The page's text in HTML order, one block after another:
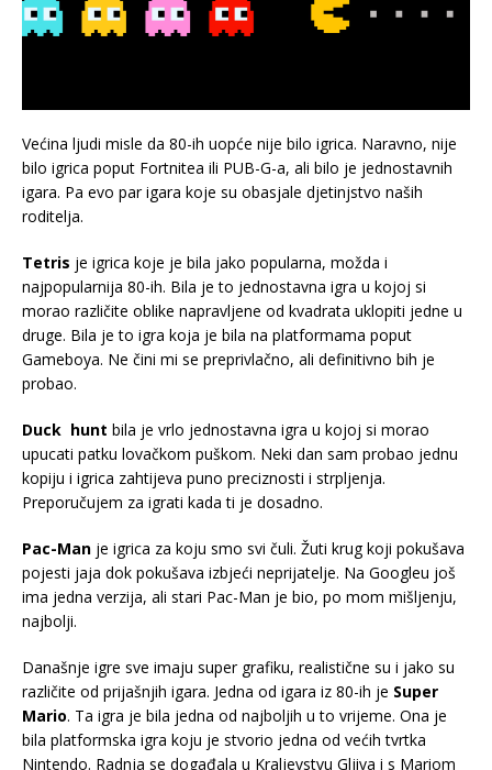
Većina ljudi misle da 80-ih uopće nije bilo igrica. Naravno, nije
bilo igrica poput Fortnitea ili PUB-G-a, ali bilo je jednostavnih
igara. Pa evo par igara koje su obasjale djetinjstvo naših
roditelja.
Tetris je igrica koje je bila jako popularna, možda i
najpopularnija 80-ih. Bila je to jednostavna igra u kojoj si
morao različite oblike napravljene od kvadrata uklopiti jedne u
druge. Bila je to igra koja je bila na platformama poput
Gameboya. Ne čini mi se preprivlačno, ali definitivno bih je
probao.
Duck hunt bila je vrlo jednostavna igra u kojoj si morao
upucati patku lovačkom puškom. Neki dan sam probao jednu
kopiju i igrica zahtijeva puno preciznosti i strpljenja.
Preporučujem za igrati kada ti je dosadno.
Pac-Man je igrica za koju smo svi čuli. Žuti krug koji pokušava
pojesti jaja dok pokušava izbjeći neprijatelje. Na Googleu još
ima jedna verzija, ali stari Pac-Man je bio, po mom mišljenju,
najbolji.
Današnje igre sve imaju super grafiku, realistične su i jako su
različite od prijašnjih igara. Jedna od igara iz 80-ih je Super
Mario. Ta igra je bila jedna od najboljih u to vrijeme. Ona je
bila platformska igra koju je stvorio jedna od većih tvrtka
Nintendo. Radnja se događala u Kraljevstvu Gljiva i s Mariom